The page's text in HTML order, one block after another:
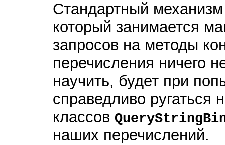
Стандартный
который занимается
запросов на методы
перечисления ничего
научить, будет при
справедливо ругаться
классов
наших перечислений.